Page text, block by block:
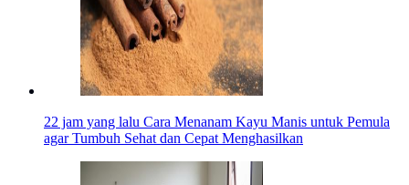
22 jam yang lalu Cara Menanam Kayu Manis untuk Pemula
agar Tumbuh Sehat dan Cepat Menghasilkan